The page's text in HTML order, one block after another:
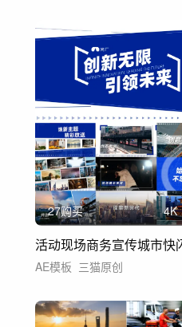
27购买 4K
AE模板 三猫原创